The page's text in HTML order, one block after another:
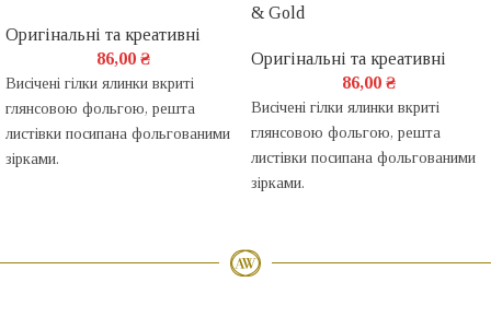
Оригінальні та креативні
86,00 ₴
Висічені гілки ялинки вкриті
глянсовою фольгою, решта
листівки посипана фольгованими
зірками.
& Gold
Оригінальні та креативні
86,00 ₴
Висічені гілки ялинки вкриті
глянсовою фольгою, решта
листівки посипана фольгованими
зірками.